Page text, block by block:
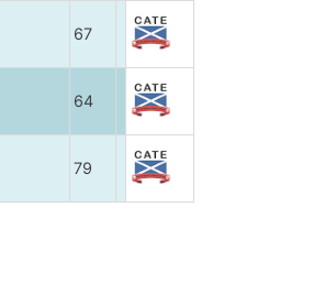
67
64
79